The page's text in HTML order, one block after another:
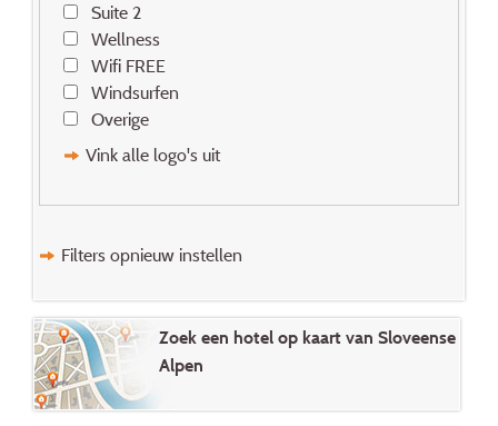
Suite 2
Wellness
Wifi FREE
Windsurfen
Overige
Vink alle logo's uit
Filters opnieuw instellen
Zoek een hotel op kaart van Sloveense
Alpen